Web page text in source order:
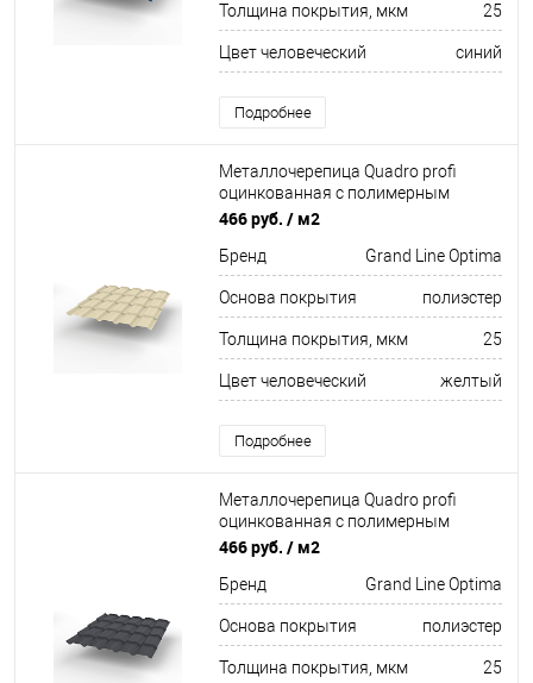
Толщина покрытия, мкм 25
Цвет человеческий синий
Подробнее
Металлочерепица Quadro profi
оцинкованная с полимерным
покрытием 0,45х1159мм RAL 1015
466 руб. / м2
Бренд Grand Line Optima
Основа покрытия полиэстер
Толщина покрытия, мкм 25
Цвет человеческий желтый
Подробнее
Металлочерепица Quadro profi
оцинкованная с полимерным
покрытием 0,45х1159мм RAL 7024
466 руб. / м2
Бренд Grand Line Optima
Основа покрытия полиэстер
Толщина покрытия, мкм 25